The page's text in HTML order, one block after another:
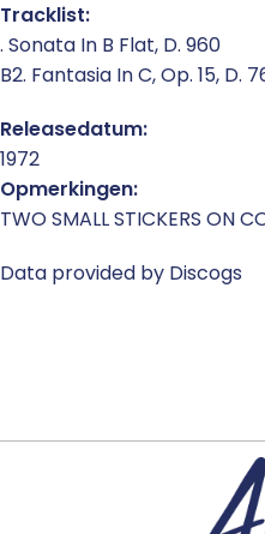
Tracklist:
. Sonata In B Flat, D. 960
B2. Fantasia In C, Op. 15, D.
Releasedatum:
1972
Opmerkingen:
TWO SMALL STICKERS ON
Data provided by Discogs